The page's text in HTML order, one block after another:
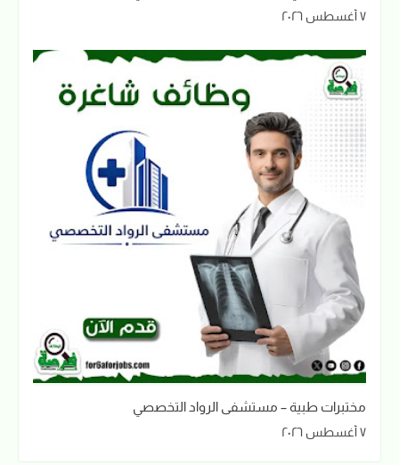
٧ أغسطس ٢٠٢٦
مختبرات طبية – مستشفى الرواد التخصصي
٧ أغسطس ٢٠٢٦